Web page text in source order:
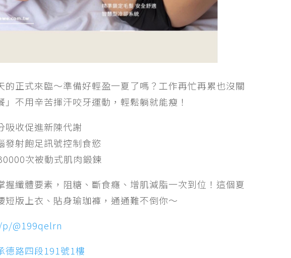
的正式來臨～準備好輕盈一夏了嗎？工作再忙再累也沒關
不用辛苦揮汗咬牙運動，輕鬆躺就能瘦！
吸收促進新陳代謝
發射飽足訊號控制食慾
次被動式肌肉鍛鍊
握纖體要素，阻糖、斷食癮、增肌減脂一次到位！這個夏
短版上衣、貼身瑜珈褲，通通難不倒你～
@199qelrn
德路四段191號1樓